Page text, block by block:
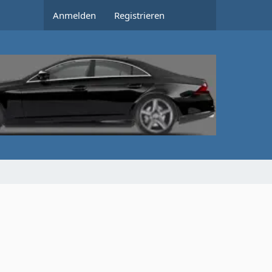
Anmelden Registrieren